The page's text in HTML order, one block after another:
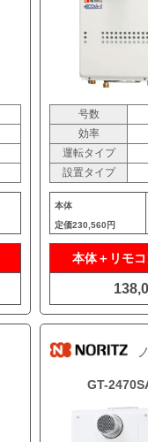
号数
効率
運転タイプ
設置タイプ
本体
定価230,560円
本体＋リモ
GT-